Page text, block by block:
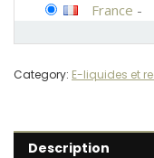
France -
Category: E-liquides et
Description